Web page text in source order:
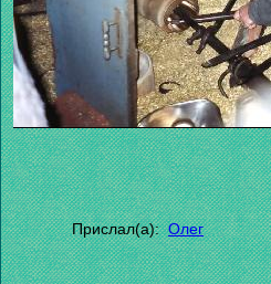
Прислал(а):Олег